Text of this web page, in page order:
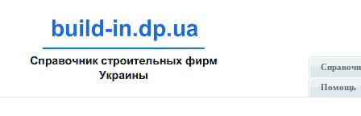
Помощь